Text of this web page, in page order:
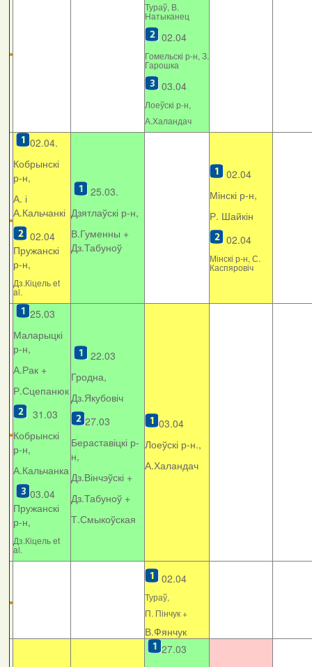
Тураў, В.
Натыканец
02.04
Гомельскі р-н, З.
Гарошка
03.04
Лоеўскі р-н,
А.Халандач
02.04.
Кобрынскі
р-н,
А. і
А.Кальчанкі
02.04
Пружанскі
р-н,
Дз.Кіцель et
al.
25.03.
Дзятлаўскі р-н,
В.Гуменны +
Дз.Табуноў
02.04
Мінскі р-н,
Р. Шайкін
02.04
Мінскі р-н, С.
Каспяровіч
25.03
Маларыцкі
р-н,
А.Рак +
Р.Сцепанюк
31.03
Кобрынскі
р-н,
А.Кальчанка
03.04
Пружанскі
р-н,
Дз.Кіцель et
al.
22.03
Гродна,
Дз.Якубовіч
27.03
Бераставіцкі р-
н,
Дз.Вінчэўскі +
Дз.Табуноў +
Т.Смыкоўская
03.04
Лоеўскі р-н.,
А.Халандач
02.04
Тураў,
П. Пінчук +
В.Фянчук
27.03